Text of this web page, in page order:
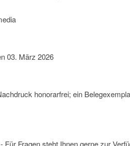
03. März 2026
honorarfrei; ein
Für Fragen steht Ihnen gerne zur